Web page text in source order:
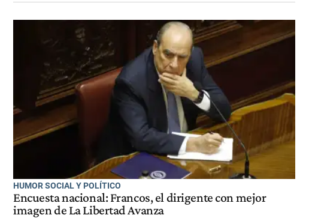
HUMOR SOCIAL Y POLÍTICO
Encuesta nacional: Francos, el dirigente con mejor
imagen de La Libertad Avanza